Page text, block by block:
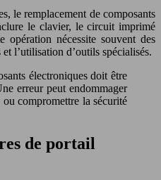
le remplacement de composants
le clavier, le circuit imprimé
nécessite souvent des
l’utilisation d’outils spécialisés.
électroniques doit être
erreur peut endommager
compromettre la sécurité
de portail